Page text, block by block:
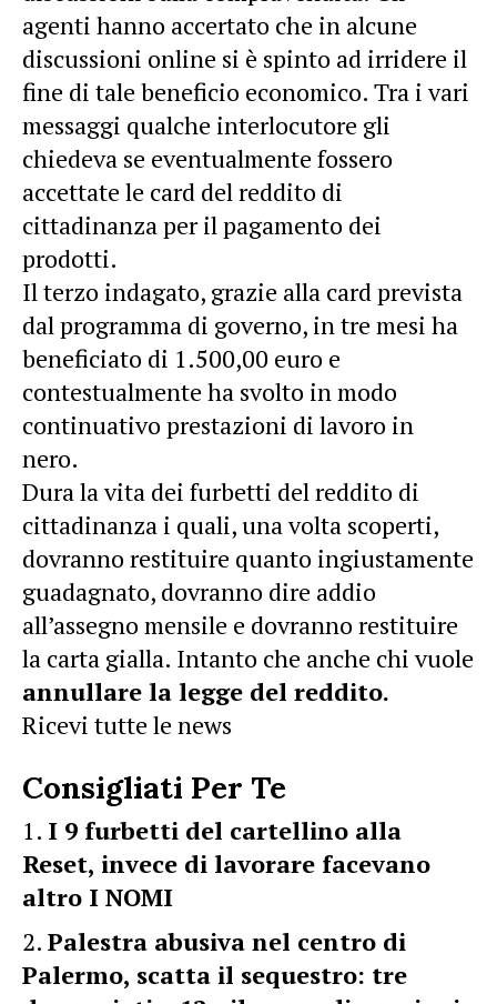
agenti hanno accertato che in alcune
discussioni online si è spinto ad irridere il
fine di tale beneficio economico. Tra i vari
messaggi qualche interlocutore gli
chiedeva se eventualmente fossero
accettate le card del reddito di
cittadinanza per il pagamento dei
prodotti.
Il terzo indagato, grazie alla card prevista
dal programma di governo, in tre mesi ha
beneficiato di 1.500,00 euro e
contestualmente ha svolto in modo
continuativo prestazioni di lavoro in
nero.
Dura la vita dei furbetti del reddito di
cittadinanza i quali, una volta scoperti,
dovranno restituire quanto ingiustamente
guadagnato, dovranno dire addio
all’assegno mensile e dovranno restituire
la carta gialla. Intanto che anche chi vuole
annullare la legge del reddito.
Ricevi tutte le news
Consigliati Per Te
I 9 furbetti del cartellino alla
Reset, invece di lavorare facevano
altro I NOMI
Palestra abusiva nel centro di
Palermo, scatta il sequestro: tre